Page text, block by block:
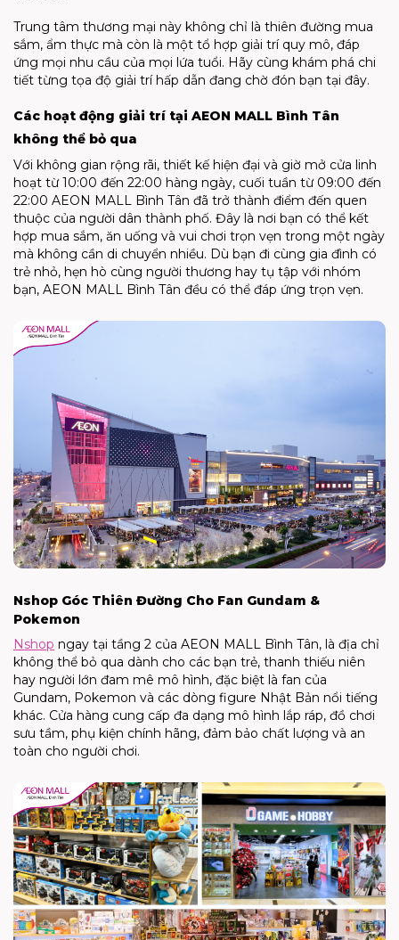
Trung tâm thương mại này không chỉ là thiên đường mua
sắm, ẩm thực mà còn là một tổ hợp giải trí quy mô, đáp
ứng mọi nhu cầu của mọi lứa tuổi. Hãy cùng khám phá chi
tiết từng tọa độ giải trí hấp dẫn đang chờ đón bạn tại đây.
Các hoạt động giải trí tại AEON MALL Bình Tân
không thể bỏ qua
Với không gian rộng rãi, thiết kế hiện đại và giờ mở cửa linh
hoạt từ 10:00 đến 22:00 hàng ngày, cuối tuần từ 09:00 đến
22:00 AEON MALL Bình Tân đã trở thành điểm đến quen
thuộc của người dân thành phố. Đây là nơi bạn có thể kết
hợp mua sắm, ăn uống và vui chơi trọn vẹn trong một ngày
mà không cần di chuyển nhiều. Dù bạn đi cùng gia đình có
trẻ nhỏ, hẹn hò cùng người thương hay tụ tập với nhóm
bạn, AEON MALL Bình Tân đều có thể đáp ứng trọn vẹn.
Nshop Góc Thiên Đường Cho Fan Gundam &
Pokemon
Nshop ngay tại tầng 2 của AEON MALL Bình Tân, là địa chỉ
không thể bỏ qua dành cho các bạn trẻ, thanh thiếu niên
hay người lớn đam mê mô hình, đặc biệt là fan của
Gundam, Pokemon và các dòng figure Nhật Bản nổi tiếng
khác. Cửa hàng cung cấp đa dạng mô hình lắp ráp, đồ chơi
sưu tầm, phụ kiện chính hãng, đảm bảo chất lượng và an
toàn cho người chơi.